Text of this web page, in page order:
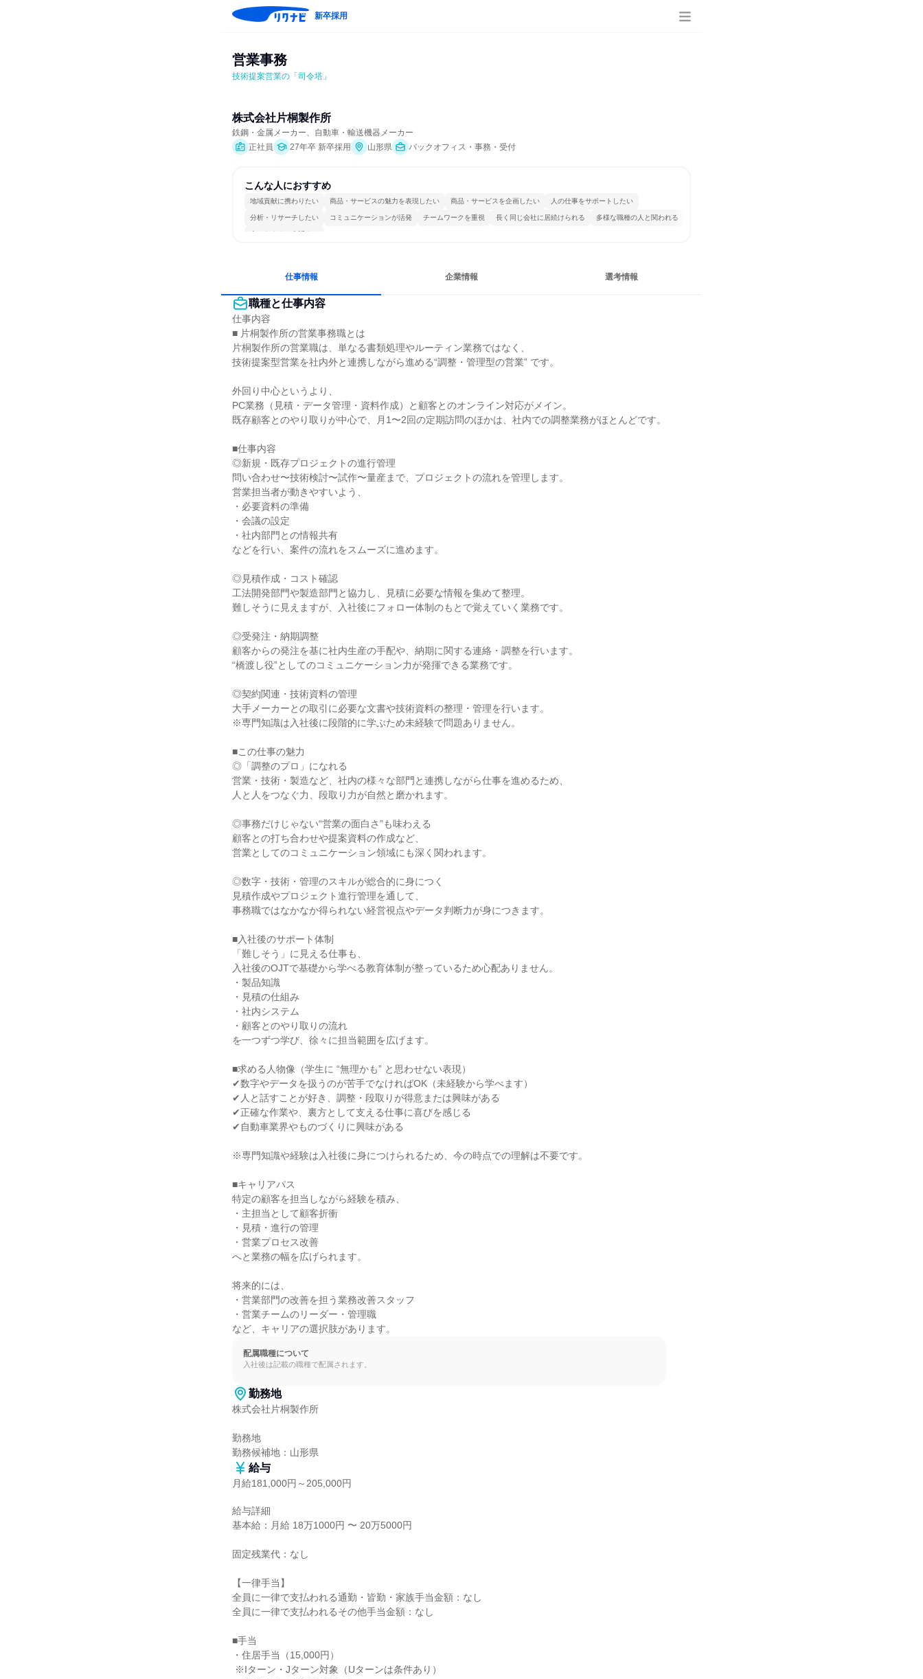
新卒採用
営業事務
技術提案営業の「司令塔」
株式会社片桐製作所
鉄鋼・金属メーカー、自動車・輸送機器メーカー
正社員
27年卒 新卒採用 山形県 バックオフィス・事務・受付
こんな人におすすめ
地域貢献に携わりたい 商品・サービスの魅力を表現したい 商品・サービスを企画したい 人の仕事をサポートしたい
分析・リサーチしたい コミュニケーションが活発 チームワークを重視 長く同じ会社に居続けられる 多様な職種の人と関われる
人とたくさん会話する
仕事情報 企業情報 選考情報
職種と仕事内容
仕事内容
■ 片桐製作所の営業事務職とは
片桐製作所の営業職は、単なる書類処理やルーティン業務ではなく、
技術提案型営業を社内外と連携しながら進める“調整・管理型の営業” です。
外回り中心というより、
PC業務（見積・データ管理・資料作成）と顧客とのオンライン対応がメイン。
既存顧客とのやり取りが中心で、月1〜2回の定期訪問のほかは、社内での調整業務がほとんどです。
■仕事内容
◎新規・既存プロジェクトの進行管理
問い合わせ〜技術検討〜試作〜量産まで、プロジェクトの流れを管理します。
営業担当者が動きやすいよう、
・必要資料の準備
・会議の設定
・社内部門との情報共有
などを行い、案件の流れをスムーズに進めます。
◎見積作成・コスト確認
工法開発部門や製造部門と協力し、見積に必要な情報を集めて整理。
難しそうに見えますが、入社後にフォロー体制のもとで覚えていく業務です。
◎受発注・納期調整
顧客からの発注を基に社内生産の手配や、納期に関する連絡・調整を行います。
“橋渡し役”としてのコミュニケーション力が発揮できる業務です。
◎契約関連・技術資料の管理
大手メーカーとの取引に必要な文書や技術資料の整理・管理を行います。
※専門知識は入社後に段階的に学ぶため未経験で問題ありません。
■この仕事の魅力
◎「調整のプロ」になれる
営業・技術・製造など、社内の様々な部門と連携しながら仕事を進めるため、
人と人をつなぐ力、段取り力が自然と磨かれます。
◎事務だけじゃない“営業の面白さ”も味わえる
顧客との打ち合わせや提案資料の作成など、
営業としてのコミュニケーション領域にも深く関われます。
◎数字・技術・管理のスキルが総合的に身につく
見積作成やプロジェクト進行管理を通して、
事務職ではなかなか得られない経営視点やデータ判断力が身につきます。
■入社後のサポート体制
「難しそう」に見える仕事も、
入社後のOJTで基礎から学べる教育体制が整っているため心配ありません。
・製品知識
・見積の仕組み
・社内システム
・顧客とのやり取りの流れ
を一つずつ学び、徐々に担当範囲を広げます。
■求める人物像（学生に “無理かも” と思わせない表現）
✔数字やデータを扱うのが苦手でなければOK（未経験から学べます）
✔人と話すことが好き、調整・段取りが得意または興味がある
✔正確な作業や、裏方として支える仕事に喜びを感じる
✔自動車業界やものづくりに興味がある
※専門知識や経験は入社後に身につけられるため、今の時点での理解は不要です。
■キャリアパス
特定の顧客を担当しながら経験を積み、
・主担当として顧客折衝
・見積・進行の管理
・営業プロセス改善
へと業務の幅を広げられます。
将来的には、
・営業部門の改善を担う業務改善スタッフ
・営業チームのリーダー・管理職
など、キャリアの選択肢があります。
配属職種について
入社後は記載の職種で配属されます。
勤務地
株式会社片桐製作所
勤務地
勤務候補地：山形県
給与
月給181,000円～205,000円
給与詳細
基本給：月給 18万1000円 〜 20万5000円
固定残業代：なし
【一律手当】
全員に一律で支払われる通勤・皆勤・家族手当金額：なし
全員に一律で支払われるその他手当金額：なし
■手当
・住居手当（15,000円）